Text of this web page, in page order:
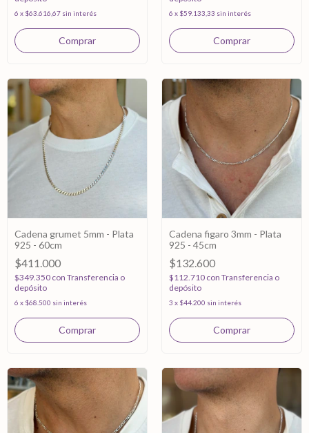
6 x $63.616,67 sin interés 6 x $59.133,33 sin interés
Cadena grumet 5mm - Plata
925 - 60cm
$411.000
$349.350 con Transferencia o
depósito
6 x $68.500 sin interés
Cadena figaro 3mm - Plata
925 - 45cm
$132.600
$112.710 con Transferencia o
depósito
3 x $44.200 sin interés